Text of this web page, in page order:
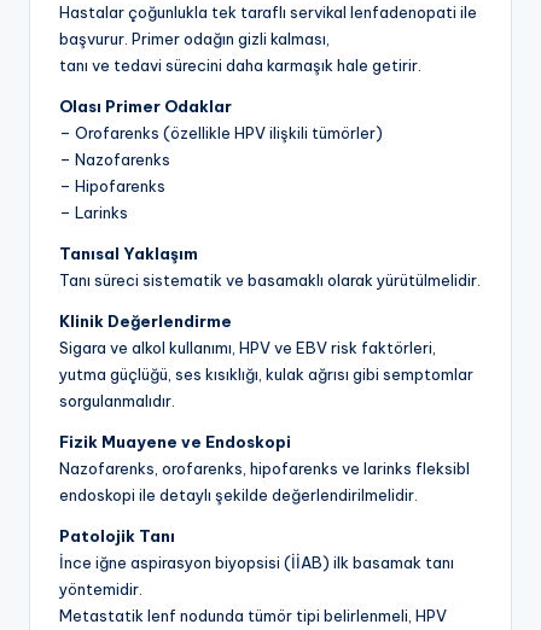
Hastalar çoğunlukla tek taraflı servikal lenfadenopati ile
başvurur. Primer odağın gizli kalması,
tanı ve tedavi sürecini daha karmaşık hale getirir.
Olası Primer Odaklar
– Orofarenks (özellikle HPV ilişkili tümörler)
– Nazofarenks
– Hipofarenks
– Larinks
Tanısal Yaklaşım
Tanı süreci sistematik ve basamaklı olarak yürütülmelidir.
Klinik Değerlendirme
Sigara ve alkol kullanımı, HPV ve EBV risk faktörleri,
yutma güçlüğü, ses kısıklığı, kulak ağrısı gibi semptomlar
sorgulanmalıdır.
Fizik Muayene ve Endoskopi
Nazofarenks, orofarenks, hipofarenks ve larinks fleksibl
endoskopi ile detaylı şekilde değerlendirilmelidir.
Patolojik Tanı
İnce iğne aspirasyon biyopsisi (İİAB) ilk basamak tanı
yöntemidir.
Metastatik lenf nodunda tümör tipi belirlenmeli, HPV